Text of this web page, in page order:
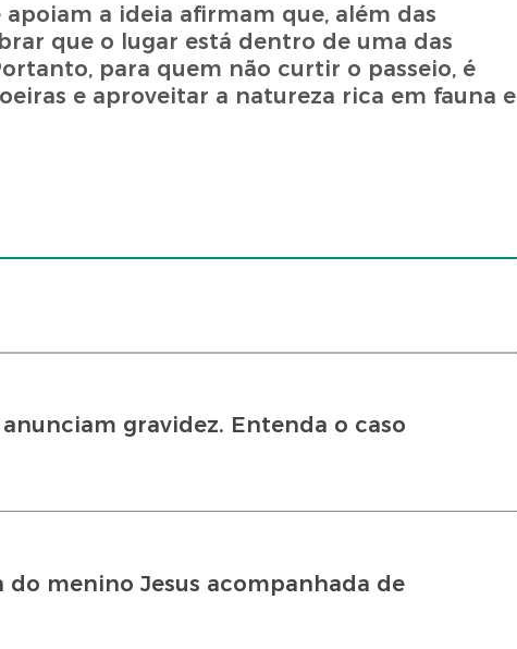
a ideia afirmam que, além das
que o lugar está dentro de uma das
para quem não curtir o passeio, é
e aproveitar a natureza rica em fauna e
gravidez. Entenda o caso
menino Jesus acompanhada de